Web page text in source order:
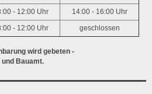
- 12:00 Uhr 14:00 - 16:00 Uhr
- 12:00 Uhr geschlossen
wird gebeten -
Bauamt.